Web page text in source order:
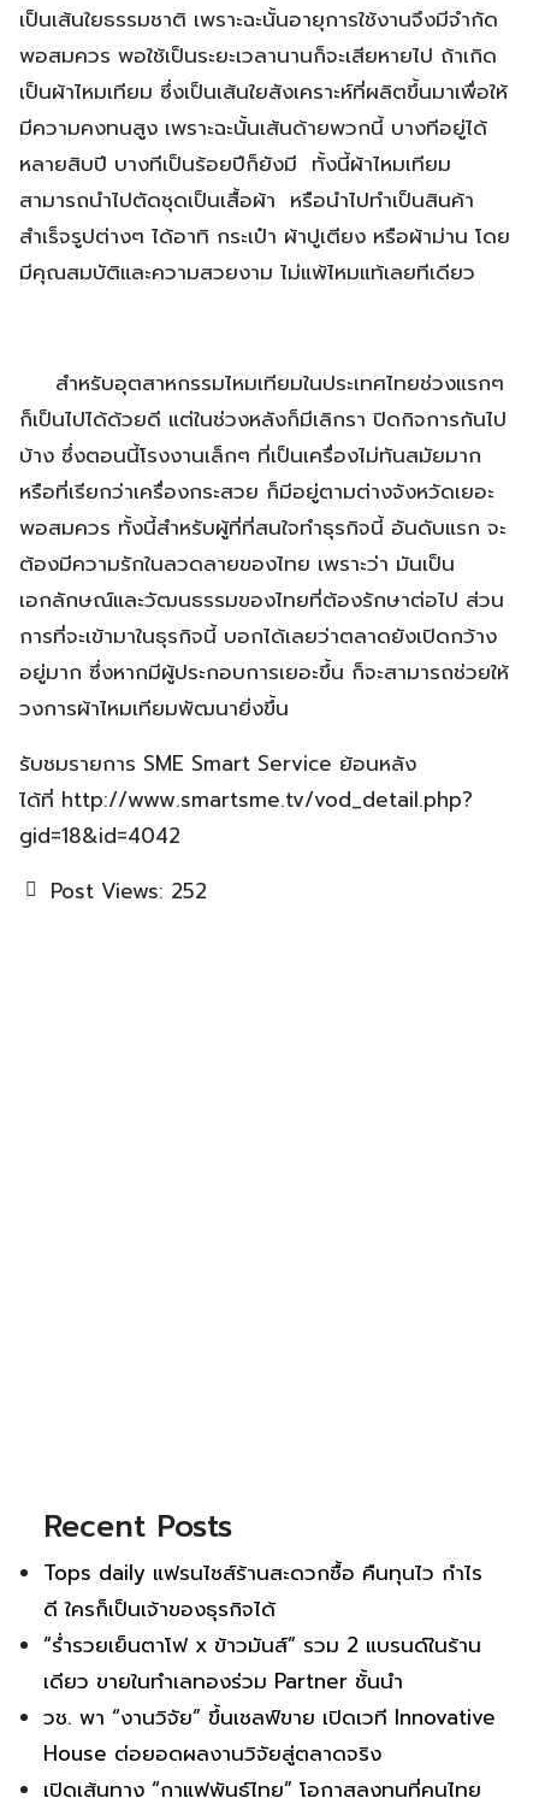
เป็นเส้นใยธรรมชาติ เพราะฉะนั้นอายุการใช้งานจึงมีจำกัด
พอสมควร พอใช้เป็นระยะเวลานานก็จะเสียหายไป ถ้าเกิด
เป็นผ้าไหมเทียม ซึ่งเป็นเส้นใยสังเคราะห์ที่ผลิตขึ้นมาเพื่อให้
มีความคงทนสูง เพราะฉะนั้นเส้นด้ายพวกนี้ บางทีอยู่ได้
หลายสิบปี บางทีเป็นร้อยปีก็ยังมี ทั้งนี้ผ้าไหมเทียม
สามารถนำไปตัดชุดเป็นเสื้อผ้า หรือนำไปทำเป็นสินค้า
สำเร็จรูปต่างๆ ได้อาทิ กระเป๋า ผ้าปูเตียง หรือผ้าม่าน โดย
มีคุณสมบัติและความสวยงาม ไม่แพ้ไหมแท้เลยทีเดียว
สำหรับอุตสาหกรรมไหมเทียมในประเทศไทยช่วงแรกๆ
ก็เป็นไปได้ด้วยดี แต่ในช่วงหลังก็มีเลิกรา ปิดกิจการกันไป
บ้าง ซึ่งตอนนี้โรงงานเล็กๆ ที่เป็นเครื่องไม่ทันสมัยมาก
หรือที่เรียกว่าเครื่องกระสวย ก็มีอยู่ตามต่างจังหวัดเยอะ
พอสมควร ทั้งนี้สำหรับผู้ที่ที่สนใจทำธุรกิจนี้ อันดับแรก จะ
ต้องมีความรักในลวดลายของไทย เพราะว่า มันเป็น
เอกลักษณ์และวัฒนธรรมของไทยที่ต้องรักษาต่อไป ส่วน
การที่จะเข้ามาในธุรกิจนี้ บอกได้เลยว่าตลาดยังเปิดกว้าง
อยู่มาก ซึ่งหากมีผู้ประกอบการเยอะขึ้น ก็จะสามารถช่วยให้
วงการผ้าไหมเทียมพัฒนายิ่งขึ้น
รับชมรายการ SME Smart Service ย้อนหลัง
ได้ที่ http://www.smartsme.tv/vod_detail.php?
gid=18&id=4042
Post Views: 252
Recent Posts
Tops daily แฟรนไชส์ร้านสะดวกซื้อ คืนทุนไว กำไร
ดี ใครก็เป็นเจ้าของธุรกิจได้
“ร่ำรวยเย็นตาโฟ x ข้าวมันส์” รวม 2 แบรนด์ในร้าน
เดียว ขายในทำเลทองร่วม Partner ชั้นนำ
วช. พา “งานวิจัย” ขึ้นเชลฟ์ขาย เปิดเวที Innovative
House ต่อยอดผลงานวิจัยสู่ตลาดจริง
เปิดเส้นทาง “กาแฟพันธุ์ไทย” โอกาสลงทุนที่คนไทย